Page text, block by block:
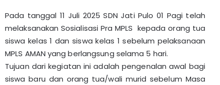
Pada tanggal 11 Juli 2025 SDN Jati Pulo 01 Pagi telah
melaksanakan Sosialisasi Pra MPLS kepada orang tua
siswa kelas 1 dan siswa kelas 1 sebelum pelaksanaan
MPLS AMAN yang berlangsung selama 5 hari.
Tujuan dari kegiatan ini adalah pengenalan awal bagi
siswa baru dan orang tua/wali murid sebelum Masa